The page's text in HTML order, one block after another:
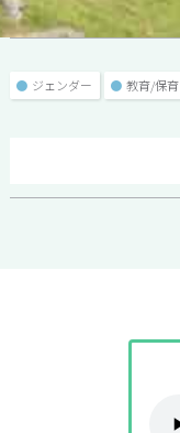
● ジェンダー ● 教育/保育